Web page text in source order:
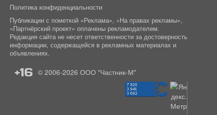
Политика конфиденциальности
Публикации с пометкой «Реклама», «На правах рекламы»,
«Партнёрский проект» оплачены рекламодателем.
Редакция сайта не несет ответственности за достоверность
информации, содержащейся в рекламных материалах и
объявлениях.
+16 © 2006-2026 ООО "Частник-М"